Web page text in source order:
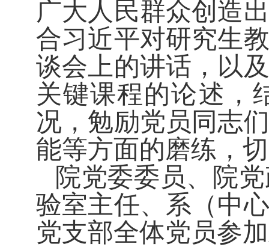
广大人民群众创造
合习近平对研究生
谈会上的讲话，以
关键课程的论述，
况，勉励党员同志
能等方面的磨练，
院党委委员、院
验室主任、系（中
党支部全体党员参